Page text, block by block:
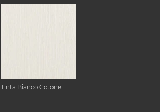
Tinta Bianco Cotone